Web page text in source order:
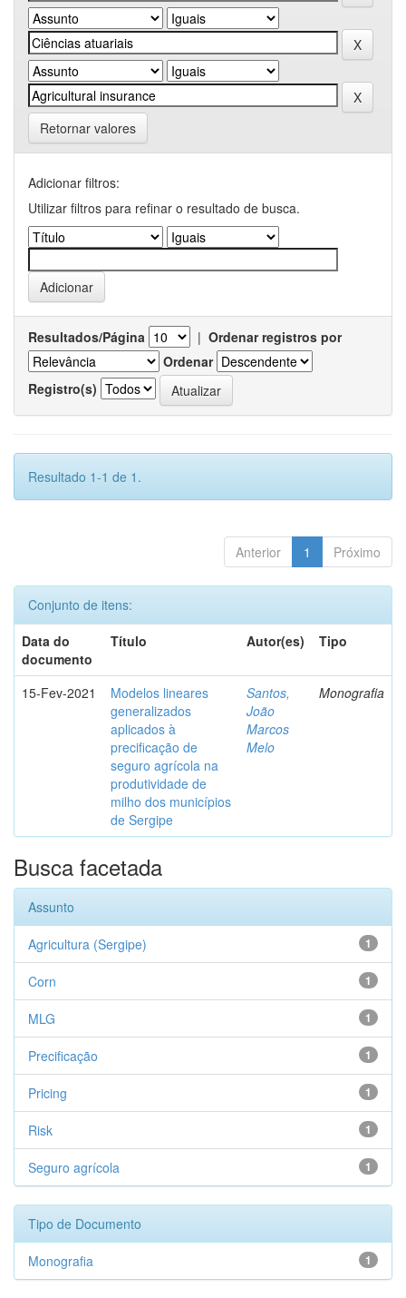
Retornar valores
Adicionar filtros:
Utilizar filtros para refinar o resultado de busca.
Resultados/Página | Ordenar registros por
Ordenar
Registro(s)
Resultado 1-1 de 1.
Anterior 1 Próximo
Conjunto de itens:
Data do
documento
Título Autor(es) Tipo
15-Fev-2021
Modelos lineares
generalizados
aplicados à
precificação de
seguro agrícola na
produtividade de
milho dos municípios
de Sergipe
Santos,
João
Marcos
Melo
Monografia
Busca facetada
Assunto
1
Agricultura (Sergipe)
1
Corn
1
MLG
1
Precificação
1
Pricing
1
Risk
1
Seguro agrícola
Tipo de Documento
1
Monografia